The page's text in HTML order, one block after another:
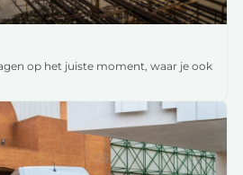
op het juiste moment, waar je ook